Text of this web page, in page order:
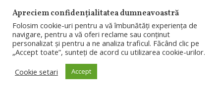
Conducerea ar
căuta și soluții
pentru plecarea
a…
Apreciem confidențialitatea dumneavoastră
Folosim cookie-uri pentru a vă îmbunătăți experiența de
navigare, pentru a vă oferi reclame sau conținut
personalizat și pentru a ne analiza traficul. Făcând clic pe
„Accept toate”, sunteți de acord cu utilizarea cookie-urilor.
Cookie setari
Accept